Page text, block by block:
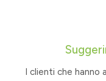
I clienti che